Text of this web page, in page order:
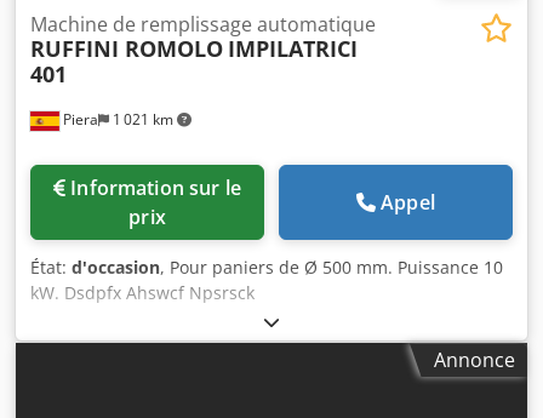
Piera 1 021 km
Machine de remplissage automatique
RUFFINI ROMOLO IMPILATRICI
401
prix
Appel
État: d'occasion, Pour paniers de Ø 500 mm. Puissance 10
kW. Dsdpfx Ahswcf Npsrsck
Annonce